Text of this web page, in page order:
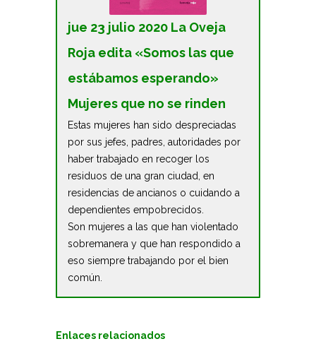
jue 23 julio 2020 La Oveja
Roja edita «Somos las que
estábamos esperando»
Mujeres que no se rinden
Estas mujeres han sido despreciadas
por sus jefes, padres, autoridades por
haber trabajado en recoger los
residuos de una gran ciudad, en
residencias de ancianos o cuidando a
dependientes empobrecidos.
Son mujeres a las que han violentado
sobremanera y que han respondido a
eso siempre trabajando por el bien
común.
Enlaces relacionados